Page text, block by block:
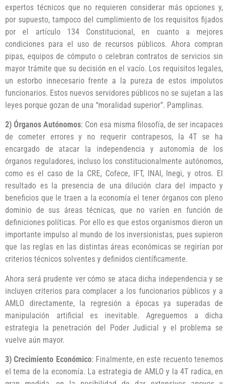
expertos técnicos que no requieren considerar más opciones y,
por supuesto, tampoco del cumplimiento de los requisitos fijados
por el artículo 134 Constitucional, en cuanto a mejores
condiciones para el uso de recursos públicos. Ahora compran
pipas, equipos de cómputo o celebran contratos de servicios sin
mayor trámite que su decisión en el vacío. Los requisitos legales,
un estorbo innecesario frente a la pureza de estos impolutos
funcionarios. Estos nuevos servidores públicos no se sujetan a las
leyes porque gozan de una “moralidad superior”. Pamplinas.
2) Órganos Autónomos: Con esa misma filosofía, de ser incapaces
de cometer errores y no requerir contrapesos, la 4T se ha
encargado de atacar la independencia y autonomía de los
órganos reguladores, incluso los constitucionalmente autónomos,
como es el caso de la CRE, Cofece, IFT, INAI, Inegi, y otros. El
resultado es la presencia de una dilución clara del impacto y
beneficios que le traen a la economía el tener órganos con pleno
dominio de sus áreas técnicas, que no varíen en función de
definiciones políticas. Por ello es que estos organismos dieron un
importante impulso al mundo de los inversionistas, pues supieron
que las reglas en las distintas áreas económicas se regirían por
criterios técnicos solventes y definidos científicamente.
Ahora será prudente ver cómo se ataca dicha independencia y se
incluyen criterios para complacer a los funcionarios públicos y a
AMLO directamente, la regresión a épocas ya superadas de
manipulación artificial es inevitable. Agreguemos a dicha
estrategia la penetración del Poder Judicial y el problema se
vuelve aún mayor.
3) Crecimiento Económico: Finalmente, en este recuento tenemos
el tema de la economía. La estrategia de AMLO y la 4T radica, en